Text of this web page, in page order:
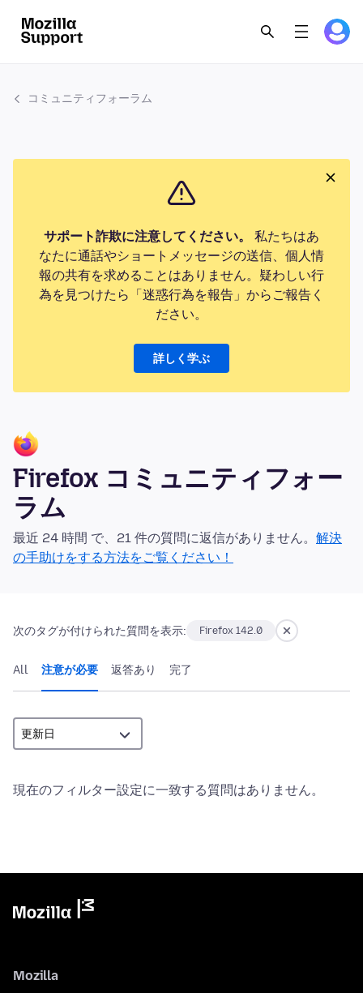
コミュニティフォーラム
サポート詐欺に注意してください。
私たちはあ
なたに通話やショートメッセージの送信、個人情
報の共有を求めることはありません。疑わしい行
為を見つけたら「迷惑行為を報告」からご報告く
ださい。
詳しく学ぶ
Firefox コミュニティフォー
ラム
最近 24 時間 で、21 件の質問に返信がありません。 解決
の手助けをする方法をご覧ください！
次のタグが付けられた質問を表示: Firefox 142.0
All 注意が必要 返答あり 完了
現在のフィルター設定に一致する質問はありません。
Mozilla